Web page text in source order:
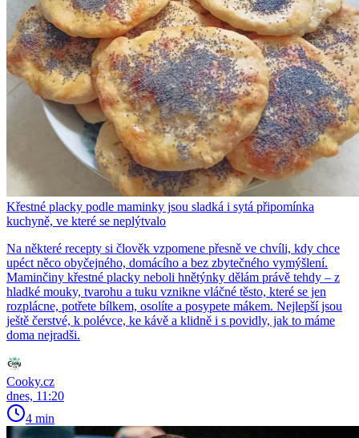
Křestné placky podle maminky jsou sladká i sytá připomínka
kuchyně, ve které se neplýtvalo
Na některé recepty si člověk vzpomene přesně ve chvíli, kdy chce
upéct něco obyčejného, domácího a bez zbytečného vymýšlení.
Maminčiny křestné placky neboli hnětýnky dělám právě tehdy – z
hladké mouky, tvarohu a tuku vznikne vláčné těsto, které se jen
rozplácne, potřete bílkem, osolíte a posypete mákem. Nejlepší jsou
ještě čerstvé, k polévce, ke kávě a klidně i s povidly, jak to máme
doma nejradši.
Cooky.cz
dnes, 11:20
4 min